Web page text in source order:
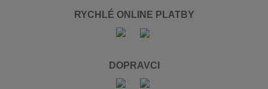
RYCHLÉ ONLINE PLATBY
DOPRAVCI